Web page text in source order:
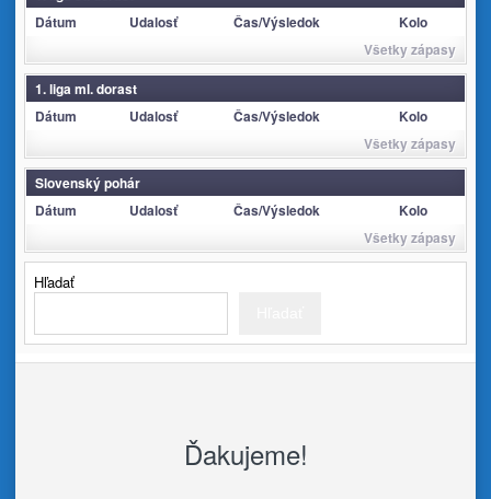
Dátum
Udalosť Čas/Výsledok
Kolo
Všetky zápasy
1. liga ml. dorast
Dátum
Udalosť Čas/Výsledok
Kolo
Všetky zápasy
Slovenský pohár
Dátum
Udalosť Čas/Výsledok
Kolo
Všetky zápasy
Hľadať
Ďakujeme!